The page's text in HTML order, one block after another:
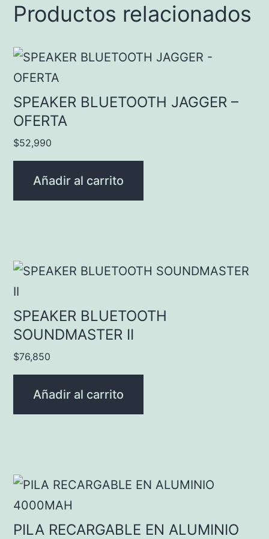
Productos relacionados
SPEAKER BLUETOOTH JAGGER –
OFERTA
$52,990
Añadir al carrito
SPEAKER BLUETOOTH
SOUNDMASTER II
$76,850
Añadir al carrito
PILA RECARGABLE EN ALUMINIO